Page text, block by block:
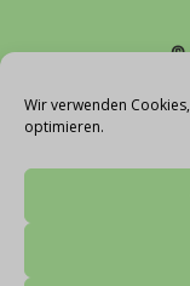
Wir verwenden
optimieren.
©